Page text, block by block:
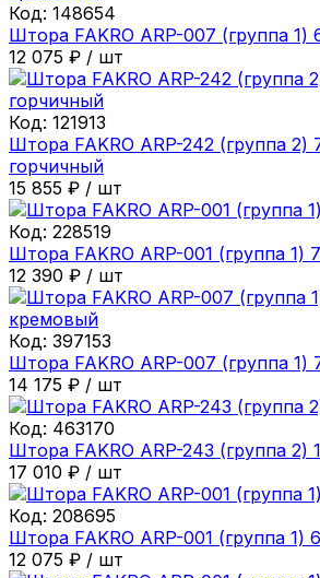
Код: 148654
Штора FAKRO ARP-007 (группа 1)
12 075 ₽ / шт
Код: 121913
Штора FAKRO ARP-242 (группа 2)
горчичный
15 855 ₽ / шт
Код: 228519
Штора FAKRO ARP-001 (группа 1)
12 390 ₽ / шт
Код: 397153
Штора FAKRO ARP-007 (группа 1)
14 175 ₽ / шт
Код: 463170
Штора FAKRO ARP-243 (группа 2)
17 010 ₽ / шт
Код: 208695
Штора FAKRO ARP-001 (группа 1)
12 075 ₽ / шт